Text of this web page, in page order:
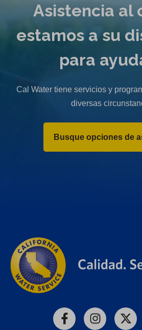
Asistencia al
estamos a su
para
Cal Water tiene servicios y
diversas
Busque opciones de
FacebookInstagram
X